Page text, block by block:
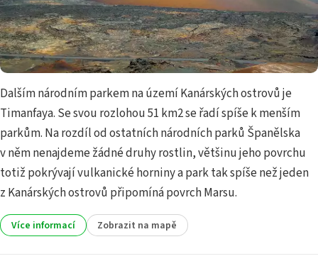
Dalším národním parkem na území Kanárských ostrovů je
Timanfaya. Se svou rozlohou 51 km2 se řadí spíše k menším
parkům. Na rozdíl od ostatních národních parků Španělska
v něm nenajdeme žádné druhy rostlin, většinu jeho povrchu
totiž pokrývají vulkanické horniny a park tak spíše než jeden
z Kanárských ostrovů připomíná povrch Marsu.
Více informací Zobrazit na mapě